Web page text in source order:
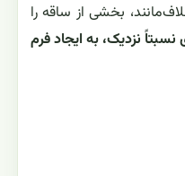
بخشی از ساقه را
نزدیک، به ایجاد فرم